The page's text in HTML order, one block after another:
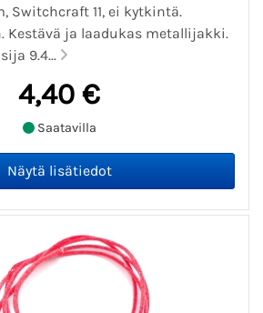
Switchcraft 11, ei kytkintä.
Kestävä ja laadukas metallijakki.
9.4...
4,40 €
Saatavilla